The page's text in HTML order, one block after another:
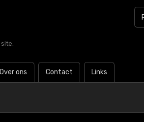
Over ons Contact Links